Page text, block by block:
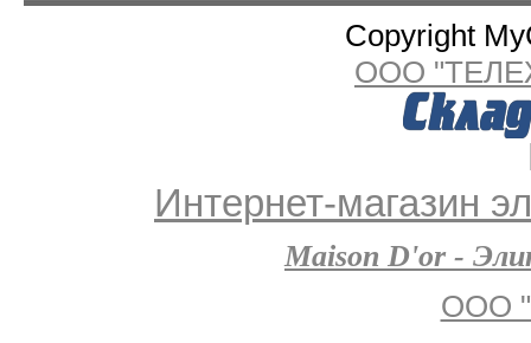
Copyright
ООО
Интернет-магазин
Maison D'or -
ООО